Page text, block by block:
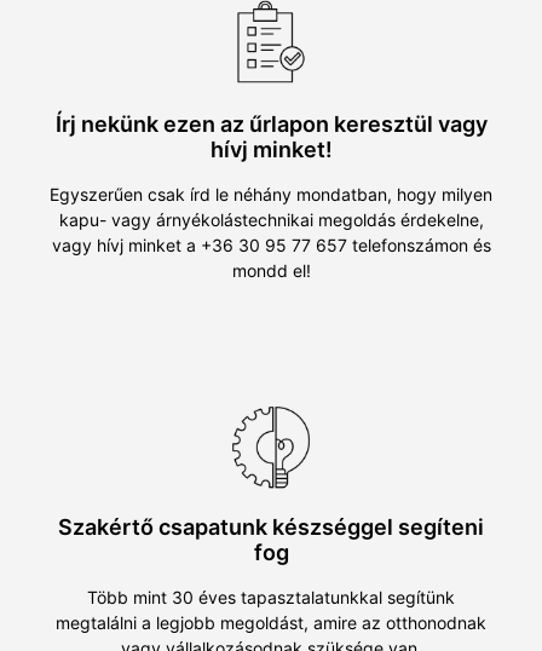
Írj nekünk ezen az űrlapon keresztül vagy
hívj minket!
Egyszerűen csak írd le néhány mondatban, hogy milyen
kapu- vagy árnyékolástechnikai megoldás érdekelne,
vagy hívj minket a +36 30 95 77 657 telefonszámon és
mondd el!
Szakértő csapatunk készséggel segíteni
fog
Több mint 30 éves tapasztalatunkkal segítünk
megtalálni a legjobb megoldást, amire az otthonodnak